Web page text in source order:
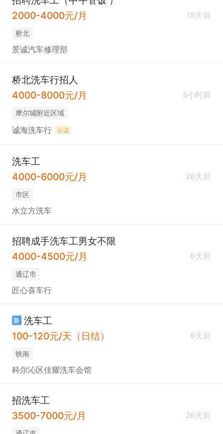
2000-4000元/月
19天前
桥北
景诚汽车修理部
桥北洗车行招人
4000-8000元/月
5小时前
摩尔城附近区域
诚海洗车行 认证
洗车工
4000-6000元/月
28天前
市区
水立方洗车
招聘成手洗车工男女不限
4000-4500元/月
8天前
通辽市
匠心喜车行
兼 洗车工
100-120元/天（日结）
8天前
铁南
科尔沁区佳耀洗车会馆
招洗车工
3500-7000元/月
26天前